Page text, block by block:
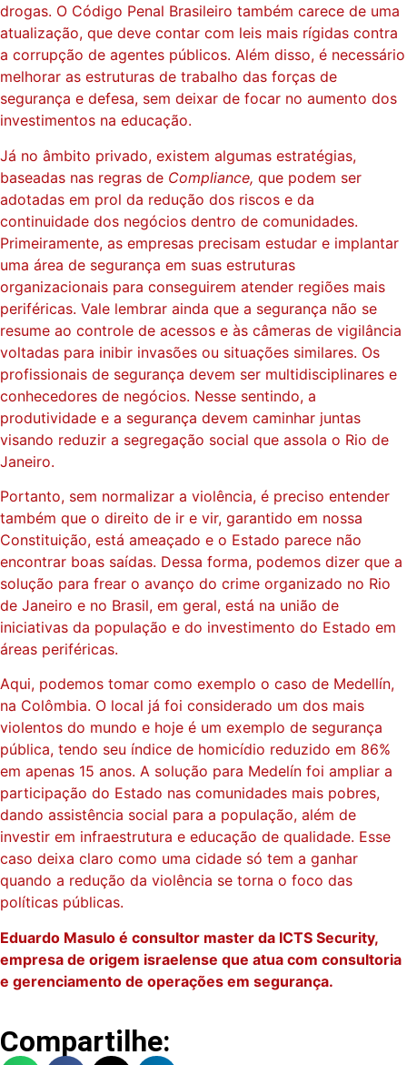
drogas. O Código Penal Brasileiro também carece de uma
atualização, que deve contar com leis mais rígidas contra
a corrupção de agentes públicos. Além disso, é necessário
melhorar as estruturas de trabalho das forças de
segurança e defesa, sem deixar de focar no aumento dos
investimentos na educação.
Já no âmbito privado, existem algumas estratégias,
baseadas nas regras de Compliance, que podem ser
adotadas em prol da redução dos riscos e da
continuidade dos negócios dentro de comunidades.
Primeiramente, as empresas precisam estudar e implantar
uma área de segurança em suas estruturas
organizacionais para conseguirem atender regiões mais
periféricas. Vale lembrar ainda que a segurança não se
resume ao controle de acessos e às câmeras de vigilância
voltadas para inibir invasões ou situações similares. Os
profissionais de segurança devem ser multidisciplinares e
conhecedores de negócios. Nesse sentindo, a
produtividade e a segurança devem caminhar juntas
visando reduzir a segregação social que assola o Rio de
Janeiro.
Portanto, sem normalizar a violência, é preciso entender
também que o direito de ir e vir, garantido em nossa
Constituição, está ameaçado e o Estado parece não
encontrar boas saídas. Dessa forma, podemos dizer que a
solução para frear o avanço do crime organizado no Rio
de Janeiro e no Brasil, em geral, está na união de
iniciativas da população e do investimento do Estado em
áreas periféricas.
Aqui, podemos tomar como exemplo o caso de Medellín,
na Colômbia. O local já foi considerado um dos mais
violentos do mundo e hoje é um exemplo de segurança
pública, tendo seu índice de homicídio reduzido em 86%
em apenas 15 anos. A solução para Medelín foi ampliar a
participação do Estado nas comunidades mais pobres,
dando assistência social para a população, além de
investir em infraestrutura e educação de qualidade. Esse
caso deixa claro como uma cidade só tem a ganhar
quando a redução da violência se torna o foco das
políticas públicas.
Eduardo Masulo é consultor master da ICTS Security,
empresa de origem israelense que atua com consultoria
e gerenciamento de operações em segurança.
Compartilhe: